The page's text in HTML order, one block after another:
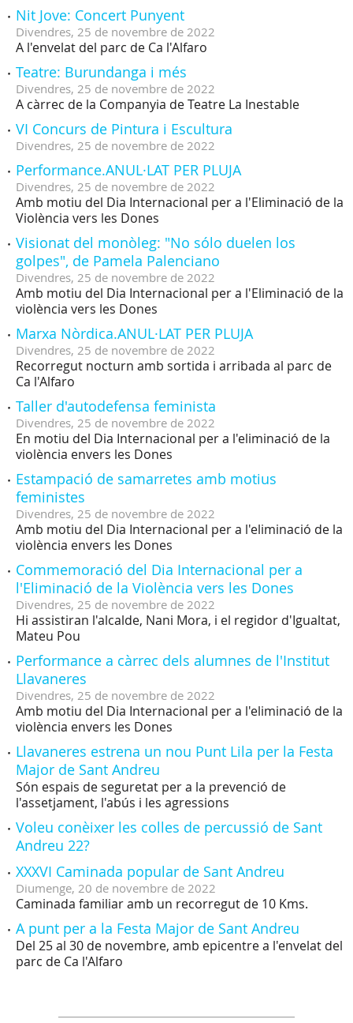
Nit Jove: Concert Punyent
Divendres, 25 de novembre de 2022
A l'envelat del parc de Ca l'Alfaro
Teatre: Burundanga i més
Divendres, 25 de novembre de 2022
A càrrec de la Companyia de Teatre La Inestable
VI Concurs de Pintura i Escultura
Divendres, 25 de novembre de 2022
Performance.ANUL·LAT PER PLUJA
Divendres, 25 de novembre de 2022
Amb motiu del Dia Internacional per a l'Eliminació de la
Violència vers les Dones
Visionat del monòleg: "No sólo duelen los
golpes", de Pamela Palenciano
Divendres, 25 de novembre de 2022
Amb motiu del Dia Internacional per a l'Eliminació de la
violència vers les Dones
Marxa Nòrdica.ANUL·LAT PER PLUJA
Divendres, 25 de novembre de 2022
Recorregut nocturn amb sortida i arribada al parc de
Ca l'Alfaro
Taller d'autodefensa feminista
Divendres, 25 de novembre de 2022
En motiu del Dia Internacional per a l'eliminació de la
violència envers les Dones
Estampació de samarretes amb motius
feministes
Divendres, 25 de novembre de 2022
Amb motiu del Dia Internacional per a l'eliminació de la
violència envers les Dones
Commemoració del Dia Internacional per a
l'Eliminació de la Violència vers les Dones
Divendres, 25 de novembre de 2022
Hi assistiran l'alcalde, Nani Mora, i el regidor d'Igualtat,
Mateu Pou
Performance a càrrec dels alumnes de l'Institut
Llavaneres
Divendres, 25 de novembre de 2022
Amb motiu del Dia Internacional per a l'eliminació de la
violència envers les Dones
Llavaneres estrena un nou Punt Lila per la Festa
Major de Sant Andreu
Són espais de seguretat per a la prevenció de
l'assetjament, l'abús i les agressions
Voleu conèixer les colles de percussió de Sant
Andreu 22?
XXXVI Caminada popular de Sant Andreu
Diumenge, 20 de novembre de 2022
Caminada familiar amb un recorregut de 10 Kms.
A punt per a la Festa Major de Sant Andreu
Del 25 al 30 de novembre, amb epicentre a l'envelat del
parc de Ca l'Alfaro